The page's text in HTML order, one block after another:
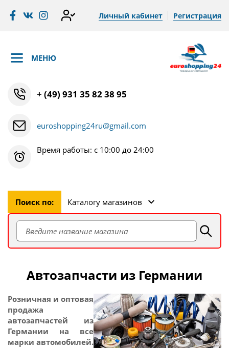
Личный кабинет Регистрация
МЕНЮ
+ (49) 931 35 82 38 95
euroshopping24ru@gmail.com
Время работы: с 10:00 до 24:00
Поиск по: Каталогу магазинов
Автозапчасти из Германии
Розничная и оптовая
продажа
автозапчастей из
Германии на все
марки автомобилей.